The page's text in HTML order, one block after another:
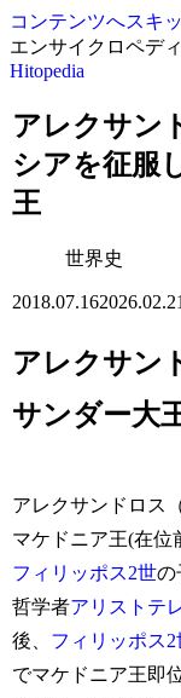
コンテンツへスキ
エンサイクロペデ
Hitopedia
アレクサン
シアを征服
王
世界史
2018.07.162026.02.21
アレクサン
サンダー大
アレクサンドロス
マケドニア王(在位
フィリッポス2世の
哲学者アリストテ
後、 フィリッポス2
でマケドニア王即